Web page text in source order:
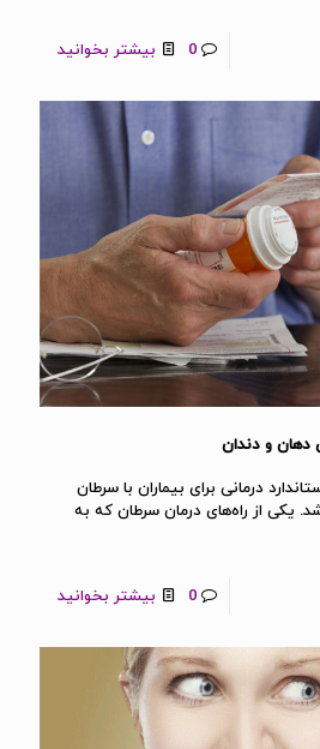
0 بیشتر بخوانید
دهان و دندان
درمانی برای بیماران با سرطان
یکی از راه‌های درمان سرطان که به
0 بیشتر بخوانید